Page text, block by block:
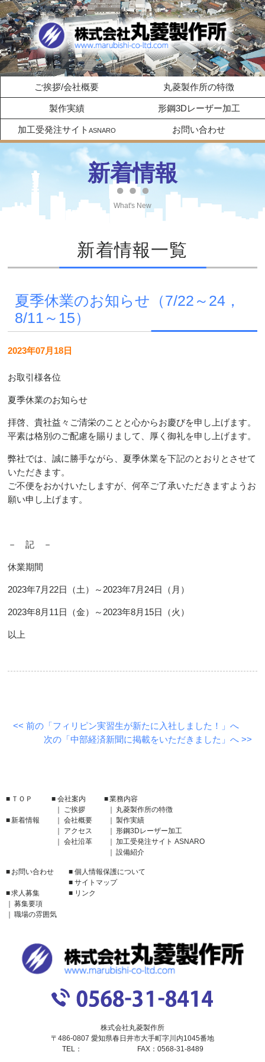
ご挨拶/会社概要 丸菱製作所の特徴
製作実績 形鋼3Dレーザー加工
加工受発注サイト ASNARO お問い合わせ
新着情報
What's New
新着情報一覧
夏季休業のお知らせ（7/22～24，
8/11～15）
2023年07月18日
お取引様各位
夏季休業のお知らせ
拝啓、貴社益々ご清栄のことと心からお慶びを申し上げます。
平素は格別のご配慮を賜りまして、厚く御礼を申し上げます。
弊社では、誠に勝手ながら、夏季休業を下記のとおりとさせて
いただきます。
ご不便をおかけいたしますが、何卒ご了承いただきますようお
願い申し上げます。
－ 記 －
休業期間
2023年7月22日（土）～2023年7月24日（月）
2023年8月11日（金）～2023年8月15日（火）
以上
<< 前の「フィリピン実習生が新たに入社しました！」へ
次の「中部経済新聞に掲載をいただきました」へ >>
ＴＯＰ
新着情報
会社案内
ご挨拶
会社概要
アクセス
会社沿革
業務内容
丸菱製作所の特徴
製作実績
形鋼3Dレーザー加工
加工受発注サイト ASNARO
設備紹介
お問い合わせ
求人募集
募集要項
職場の雰囲気
個人情報保護について
サイトマップ
リンク
株式会社丸菱製作所
〒486-0807 愛知県春日井市大手町字川内1045番地
TEL：
FAX： 0568-31-8489